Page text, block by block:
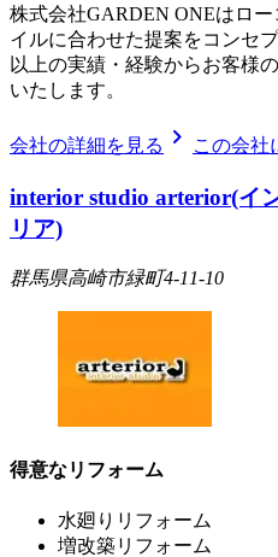
株式会社GARDEN ONEはロ
イルに合わせた提案をコンセ
以上の実績・経験からお客様
いたします。
会社の詳細を見る chevron_right この会社
interior studio arterior(イ
リア)
群馬県高崎市緑町4-11-10
得意なリフォーム
水廻りリフォーム
増改築リフォーム